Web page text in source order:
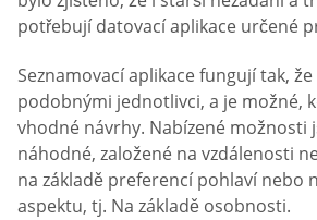
potřebují datovací aplikace určené
Seznamovací aplikace fungují tak,
podobnými jednotlivci, a je možné,
vhodné návrhy. Nabízené možnosti
náhodné, založené na vzdálenosti
na základě preferencí pohlaví nebo
aspektu, tj. Na základě osobnosti.